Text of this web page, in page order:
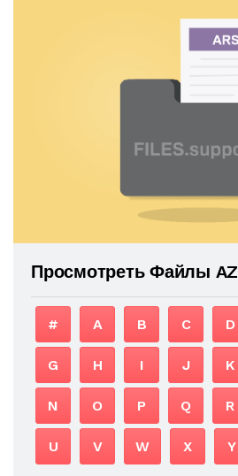
Просмотреть Файлы AZ
# A B C D
G H I J K
N O P Q R
U V W X Y